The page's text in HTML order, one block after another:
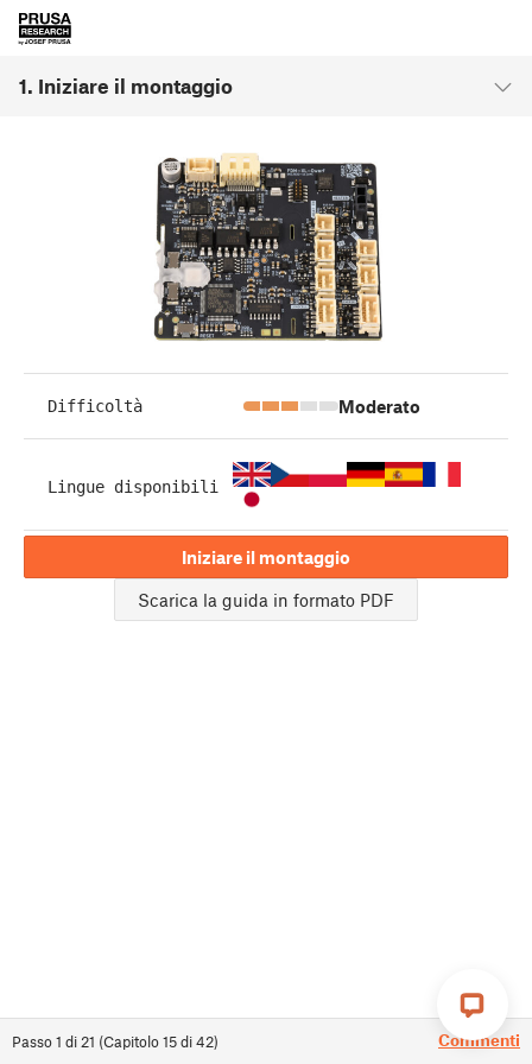
1. Iniziare il montaggio
Passo1 di 21 (Capitolo15di42) Commenti
Difficoltà Moderato
Lingue disponibili
Iniziare il montaggio
Scarica la guida in formato PDF